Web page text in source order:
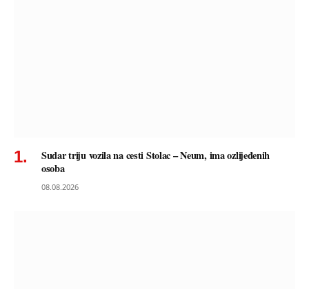
Sudar triju vozila na cesti Stolac – Neum, ima ozlijeđenih
osoba
08.08.2026